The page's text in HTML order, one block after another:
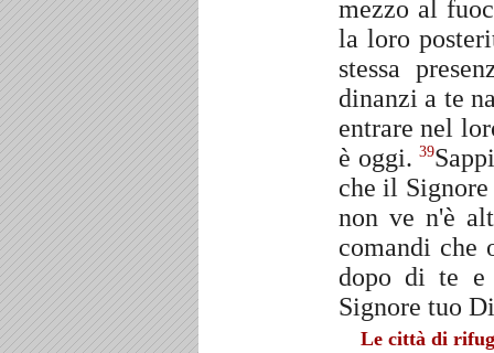
mezzo al
la loro
stessa
dinanzi a te
entrare nel
è oggi. 39
che il
non ve n'è
comandi
dopo di te e
Signore tuo
Le città di